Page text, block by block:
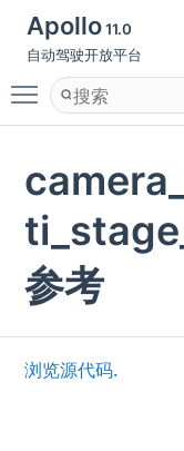
Apollo11.0
自动驾驶开放平台
Toggle main
参考
浏览源代码.